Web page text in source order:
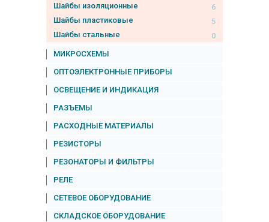
Шайбы изоляционные
6
Шайбы пластиковые
5
Шайбы стальные
0
МИКРОСХЕМЫ
ОПТОЭЛЕКТРОННЫЕ ПРИБОРЫ
ОСВЕЩЕНИЕ И ИНДИКАЦИЯ
РАЗЪЕМЫ
РАСХОДНЫЕ МАТЕРИАЛЫ
РЕЗИСТОРЫ
РЕЗОНАТОРЫ И ФИЛЬТРЫ
РЕЛЕ
СЕТЕВОЕ ОБОРУДОВАНИЕ
СКЛАДСКОЕ ОБОРУДОВАНИЕ